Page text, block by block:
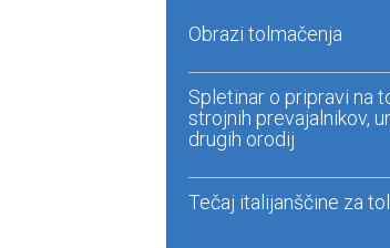
Obrazi tolmačenja
Spletinar o pripravi na
strojnih prevajalnikov,
drugih orodij
Tečaj italijanščine za